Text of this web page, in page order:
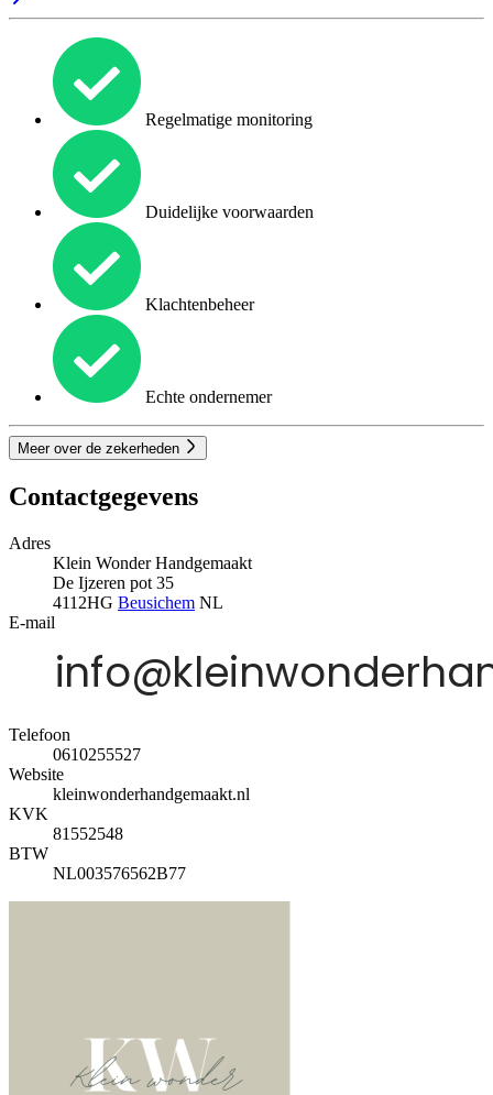
Regelmatige monitoring
Duidelijke voorwaarden
Klachtenbeheer
Echte ondernemer
Meer over de zekerheden
Contactgegevens
Adres
Klein Wonder Handgemaakt
De Ijzeren pot 35
4112HG Beusichem NL
E-mail
Telefoon
0610255527
Website
kleinwonderhandgemaakt.nl
KVK
81552548
BTW
NL003576562B77